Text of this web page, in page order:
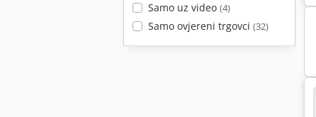
Samo uz video (4)
Samo ovjereni trgovci (32)